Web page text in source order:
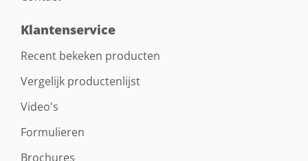
Klantenservice
Recent bekeken producten
Vergelijk productenlijst
Video's
Formulieren
Brochures